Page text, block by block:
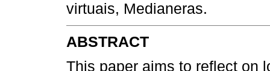
virtuais, Medianeras.
ABSTRACT
This paper aims to reflect on